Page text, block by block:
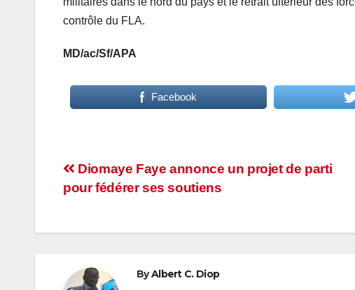
contrôle du FLA.
MD/ac/Sf/APA
Facebook
Navigation
de
l’article
Diomaye Faye annonce un projet de parti
pour fédérer ses soutiens
ByAlbert C. Diop